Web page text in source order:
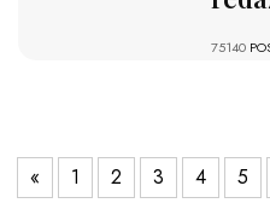
75140
« 1 2 3 4 5